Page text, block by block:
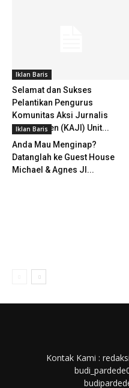
Iklan Baris
Selamat dan Sukses
Pelantikan Pengurus
Komunitas Aksi Jurnalis
Independen (KAJI) Unit...
Iklan Baris
Anda Mau Menginap?
Datanglah ke Guest House
Michael & Agnes Jl...
Kontak Kami :